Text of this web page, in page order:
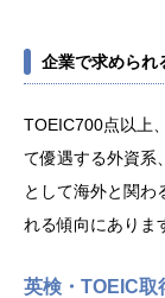
企業で求められ
TOEIC700点以上
て優遇する外資系
として海外と関わ
れる傾向にありま
英検・TOEIC取